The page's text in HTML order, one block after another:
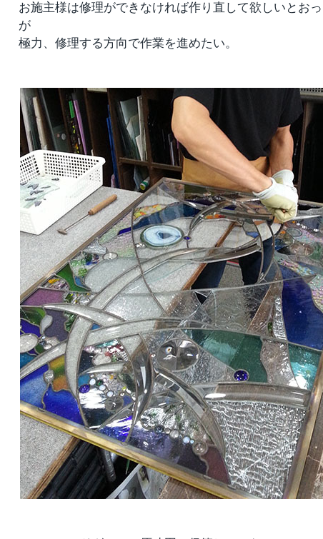
お施主様は修理ができなければ作り直して欲しいとお
が
極力、修理する方向で作業を進めたい。